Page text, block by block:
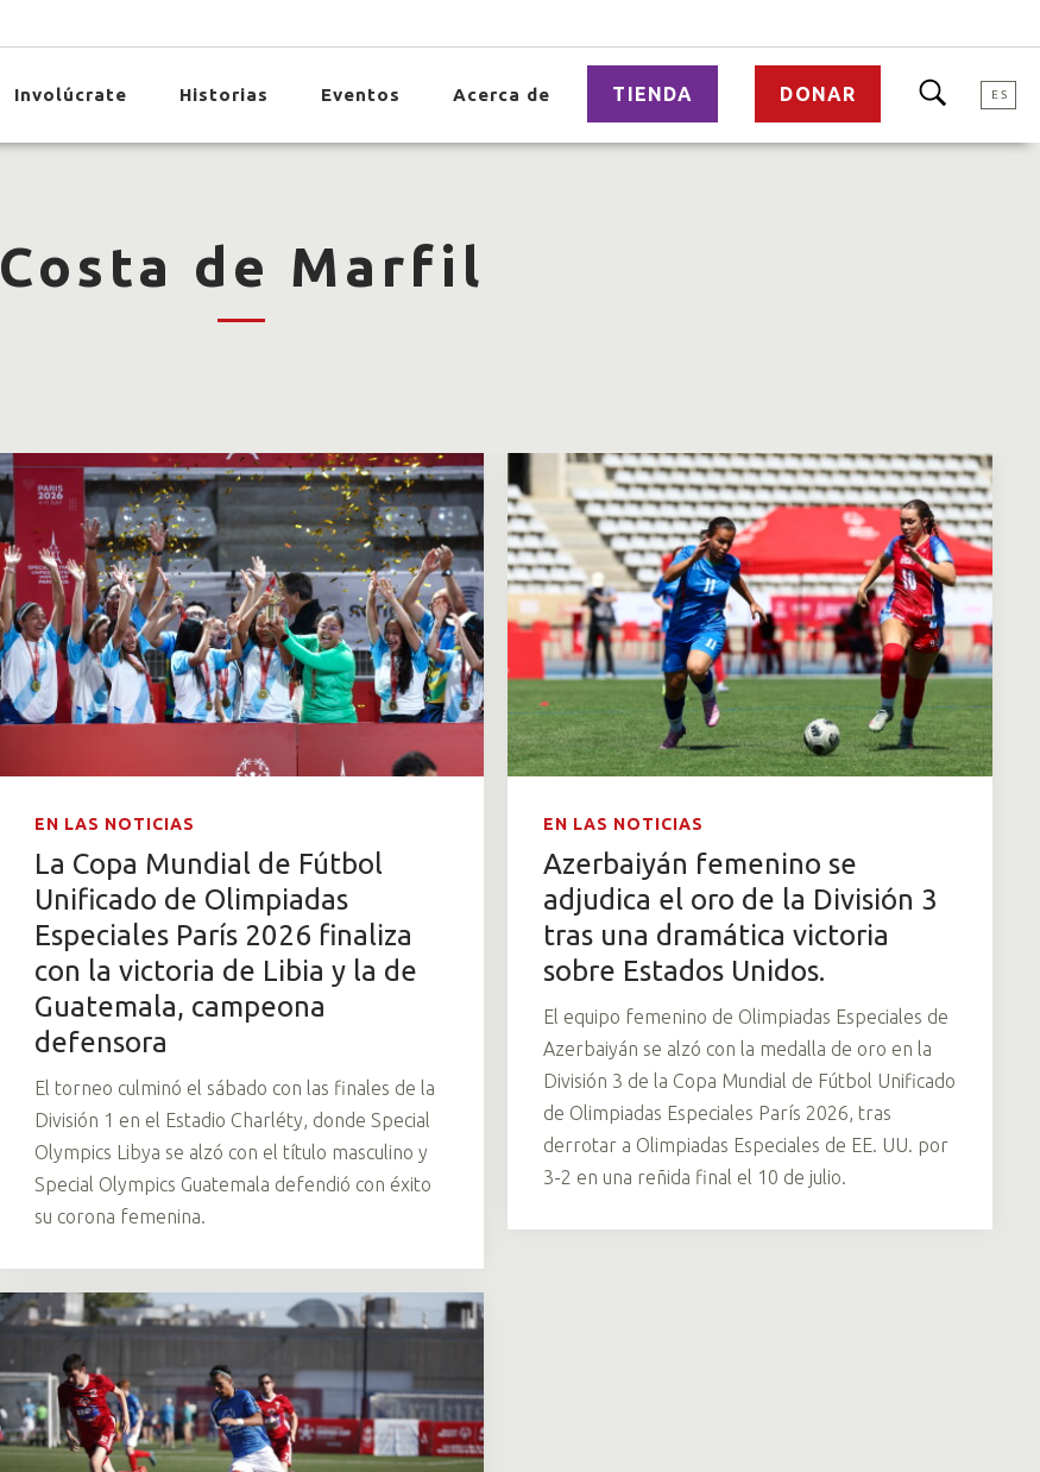
Involúcrate Historias Eventos Acerca de TIENDA DONAR ES
Costa de Marfil
EN LAS NOTICIAS
La Copa Mundial de Fútbol
Unificado de Olimpiadas
Especiales París 2026 finaliza
con la victoria de Libia y la de
Guatemala, campeona
defensora
El torneo culminó el sábado con las finales de la
División 1 en el Estadio Charléty, donde Special
Olympics Libya se alzó con el título masculino y
Special Olympics Guatemala defendió con éxito
su corona femenina.
EN LAS NOTICIAS
Azerbaiyán femenino se
adjudica el oro de la División 3
tras una dramática victoria
sobre Estados Unidos.
El equipo femenino de Olimpiadas Especiales de
Azerbaiyán se alzó con la medalla de oro en la
División 3 de la Copa Mundial de Fútbol Unificado
de Olimpiadas Especiales París 2026, tras
derrotar a Olimpiadas Especiales de EE. UU. por
3-2 en una reñida final el 10 de julio.